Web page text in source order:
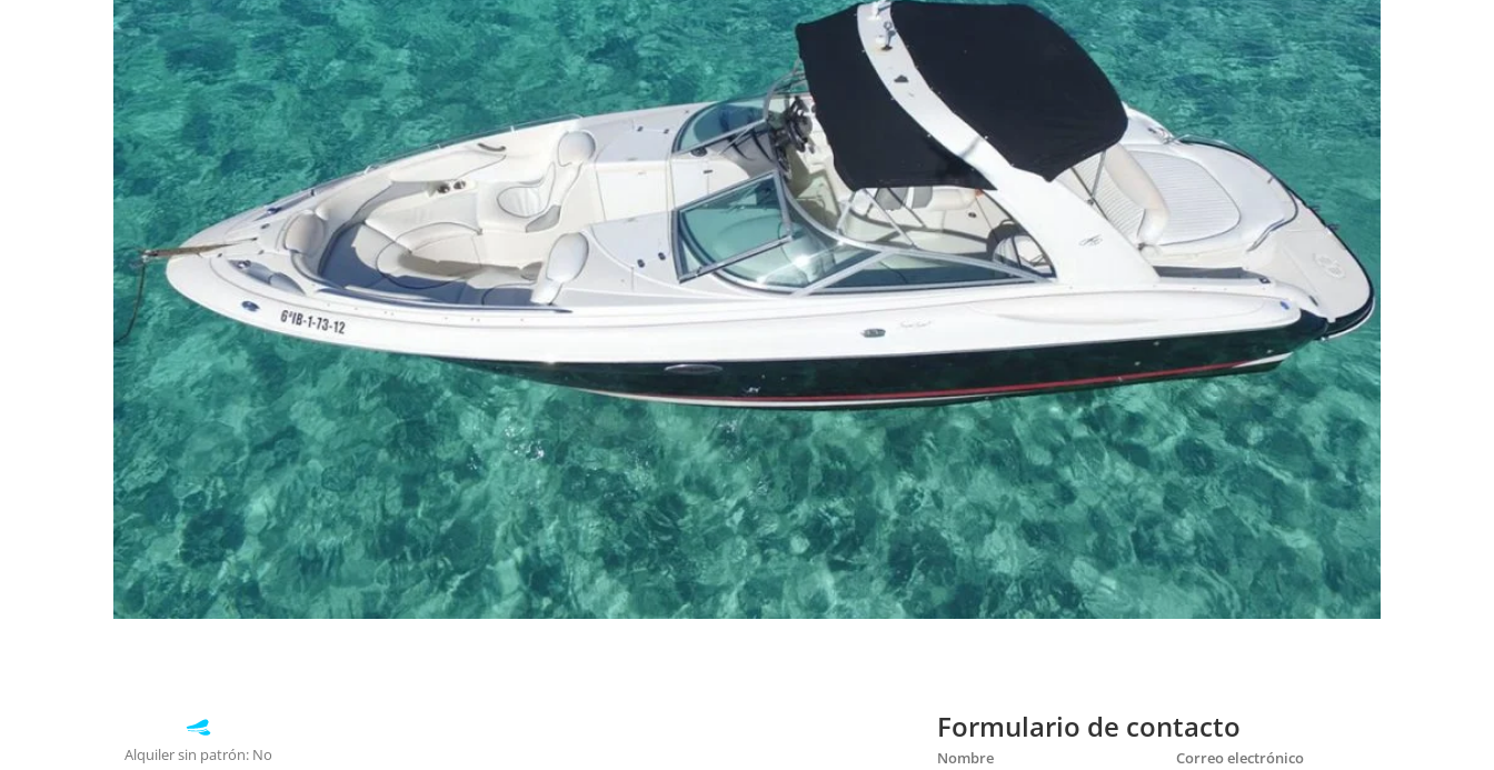
Alquiler sin patrón: No
Formulario de contacto
Nombre Correo electrónico